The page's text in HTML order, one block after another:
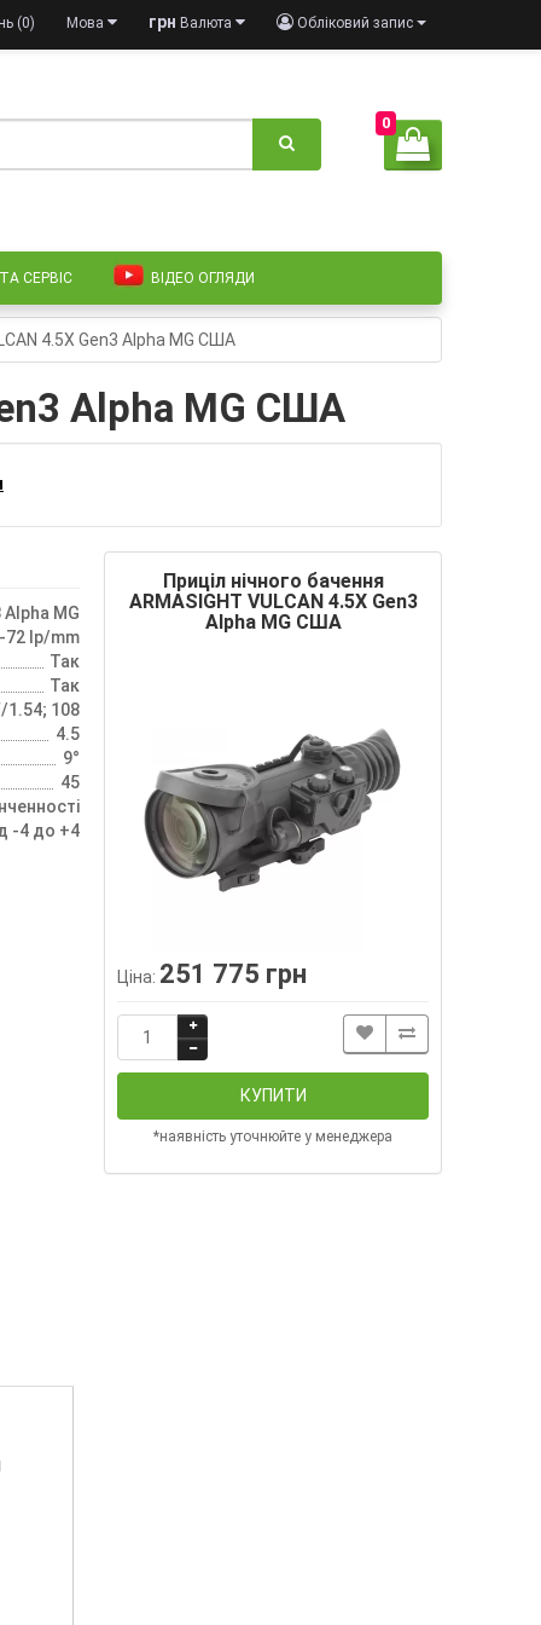
Обліковий запис
грн Валюта
Мова
(0)
0
СЕРВІС ВІДЕО ОГЛЯДИ
4.5X Gen3 Alpha MG США
Alpha MG США
Alpha MG
72 lp/mm
Так
Так
1.54; 108
4.5
9°
45
-4 до +4
Приціл нічного бачення
ARMASIGHT VULCAN 4.5X Gen3
Alpha MG США
Ціна: 251 775 грн
КУПИТИ
*наявність уточнюйте у менеджера